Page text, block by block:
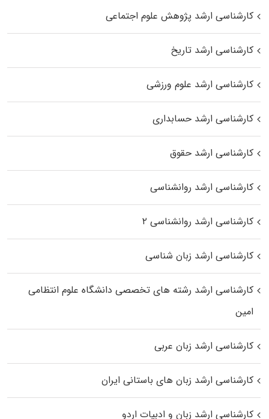
کارشناسی ارشد پژوهش علوم اجتماعی
کارشناسی ارشد تاریخ
کارشناسی ارشد علوم ورزشی
کارشناسی ارشد حسابداری
کارشناسی ارشد حقوق
کارشناسی ارشد روانشناسی
کارشناسی ارشد روانشناسی ۲
کارشناسی ارشد زبان شناسی
کارشناسی ارشد رﺷﺘﻪ ﻫﺎی تخصصی داﻧﺸﮕﺎه ﻋﻠﻮم انتظامی
اﻣﻴﻦ
کارشناسی ارشد زبان عربی
کارشناسی ارشد زبان‌ های باستانی ایران
کارشناسی ارشد زبان و ادبیات اردو